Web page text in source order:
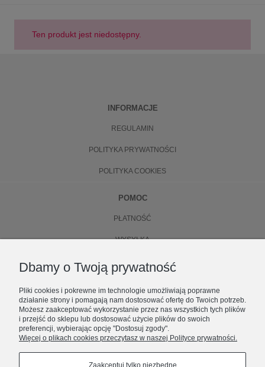
Ten produkt jest niedostępny.
INFORMACJE
REGULAMIN
POLITYKA PRYWATNOŚCI
POLITYKA COOKIES
POMOC
PŁATNOŚĆ
WYSYŁKA
O NAS
KONTAKT
O FIRMIE
Dbamy o Twoją prywatność
Pliki cookies i pokrewne im technologie umożliwiają poprawne
działanie strony i pomagają nam dostosować ofertę do Twoich potrzeb.
Możesz zaakceptować wykorzystanie przez nas wszystkich tych plików
i przejść do sklepu lub dostosować użycie plików do swoich
preferencji, wybierając opcję "Dostosuj zgody".
Więcej o plikach cookies przeczytasz w naszej Polityce prywatności.
Zaakceptuj tylko niezbędne